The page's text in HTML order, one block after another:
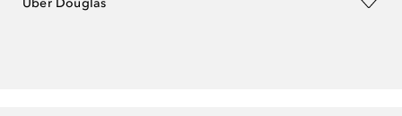
Über Douglas